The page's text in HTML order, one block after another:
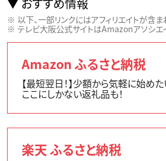
以下、一部リンクにはアフィリエイトが含ま
テレビ大阪公式サイトはAmazonアソシエ
Amazon ふるさと納税
【最短翌日！】少額から気軽に始めた
ここにしかない返礼品も！
楽天 ふるさと納税